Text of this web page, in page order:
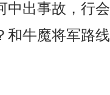
中出事故，行
和牛魔将军路